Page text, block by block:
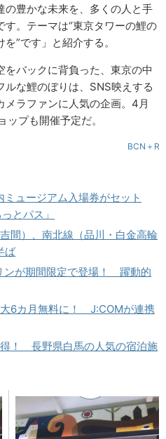
豊かな未来を、多くの人と手
。テーマは“東京タワーの鯉の
”です」と紹介する。
バックに背負った、東京の中
な鯉のぼりは、SNS映えする
ラファンに人気の企画。4月
プも開催予定だ。
BCN＋R
ュージアム入場券がセット
とパス」
間）、南北線（品川・白金高輪
ば
ンが期間限定で登場！ 躍動的
大6カ月無料に！ J:COMが連携
！ 長野県白馬の人気の宿泊施